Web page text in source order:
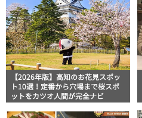
【2026年版】高知のお花見スポッ
ト10選！定番から穴場まで桜スポ
ットをカツオ人間が完全ナビ